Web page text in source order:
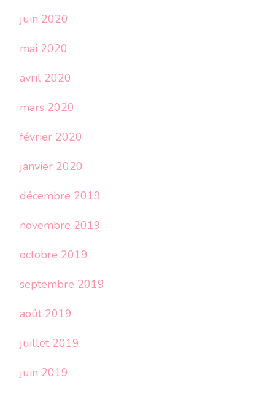
juin 2020
mai 2020
avril 2020
mars 2020
février 2020
janvier 2020
décembre 2019
novembre 2019
octobre 2019
septembre 2019
août 2019
juillet 2019
juin 2019